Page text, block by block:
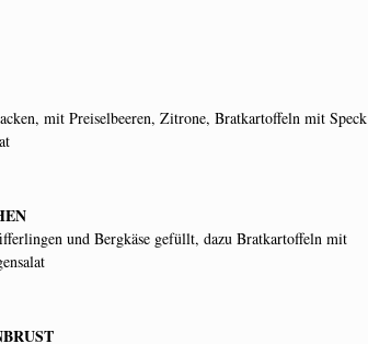
mit Preiselbeeren, Zitrone, Bratkartoffeln mit Speck
und Bergkäse gefüllt, dazu Bratkartoffeln mit